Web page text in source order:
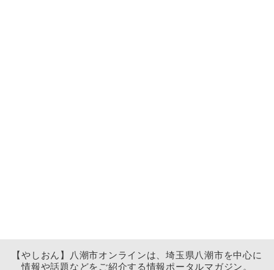
【やしおん】八潮市オンラインは、埼玉県八潮市を中心に
情報や話題などをご紹介する情報ポータルマガジン。